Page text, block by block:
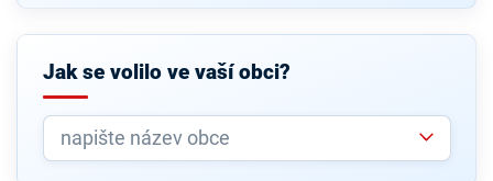
Jak se volilo ve vaší obci?